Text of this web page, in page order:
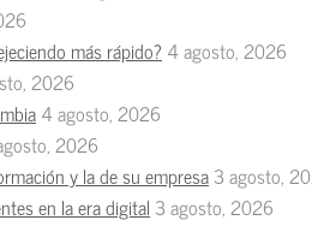
más rápido? 4 agosto, 2026
2026
4 agosto, 2026
2026
y la de su empresa3 agosto,
en la era digital 3 agosto, 2026